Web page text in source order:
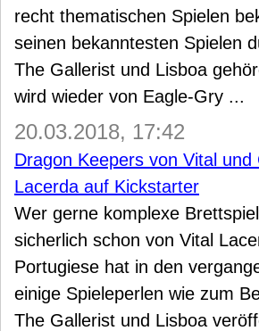
recht thematischen Spielen
seinen bekanntesten Spielen
The Gallerist und Lisboa
wird wieder von Eagle-Gry ...
20.03.2018, 17:42
Dragon Keepers von Vital und
Lacerda auf Kickstarter
Wer gerne komplexe
sicherlich schon von Vital
Portugiese hat in den
einige Spieleperlen wie zum
The Gallerist und Lisboa